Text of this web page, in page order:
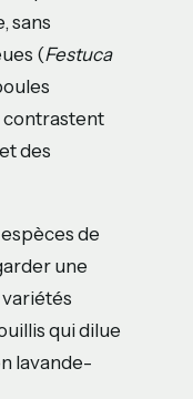
sans
(Festuca
contrastent
des
de
une
qui dilue
lavande-